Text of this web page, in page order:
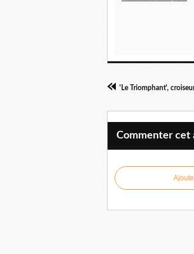
Commenter cet